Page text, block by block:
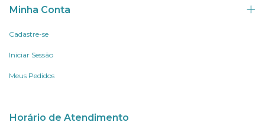
Minha Conta
Cadastre-se
Iniciar Sessão
Meus Pedidos
Horário de Atendimento